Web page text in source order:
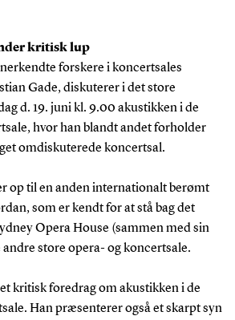
kritisk lup
forskere i koncertsales
Gade, diskuterer i det store
d. 19. juni kl. 9.00 akustikken i de
hvor han blandt andet forholder
omdiskuterede koncertsal.
op til en anden internationalt berømt
som er kendt for at stå bag det
Opera House (sammen med sin
store opera- og koncertsale.
kritisk foredrag om akustikken i de
Han præsenterer også et skarpt syn